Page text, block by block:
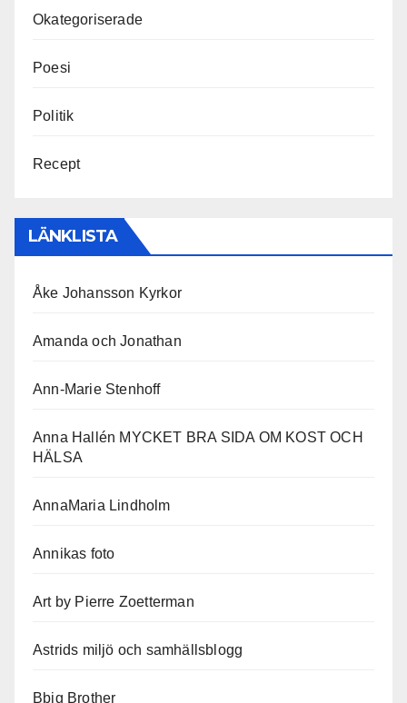
Okategoriserade
Poesi
Politik
Recept
LÄNKLISTA
Åke Johansson Kyrkor
Amanda och Jonathan
Ann-Marie Stenhoff
Anna Hallén MYCKET BRA SIDA OM KOST OCH
HÄLSA
AnnaMaria Lindholm
Annikas foto
Art by Pierre Zoetterman
Astrids miljö och samhällsblogg
Bbig Brother